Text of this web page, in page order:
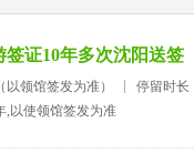
签证10年多次沈阳送签
领馆签发为准）
停留时长
,以使领馆签发为准